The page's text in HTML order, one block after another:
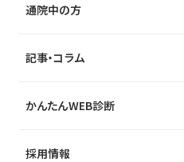
通院中の方
記事・コラム
かんたんWEB診断
採用情報